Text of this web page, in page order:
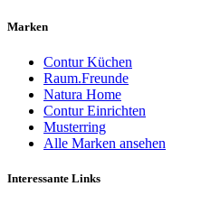
Marken
Contur Küchen
Raum.Freunde
Natura Home
Contur Einrichten
Musterring
Alle Marken ansehen
Interessante Links